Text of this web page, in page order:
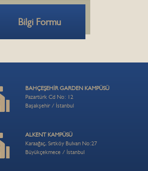
Bilgi Formu
BAHÇEŞEHİR GARDEN KAMPÜSÜ
Pazartürk Cd No: 12
Başakşehir / İstanbul
ALKENT KAMPÜSÜ
Karaağaç, Sırtköy Bulvarı No:27
Büyükçekmece / İstanbul